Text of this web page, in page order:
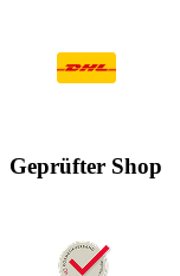
Geprüfter Shop